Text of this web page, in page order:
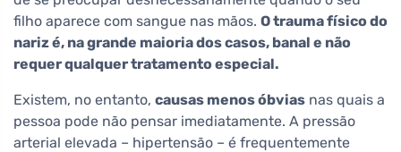
filho aparece com sangue nas mãos. O trauma físico do
nariz é, na grande maioria dos casos, banal e não
requer qualquer tratamento especial.
Existem, no entanto, causas menos óbvias nas quais a
pessoa pode não pensar imediatamente. A pressão
arterial elevada – hipertensão – é frequentemente